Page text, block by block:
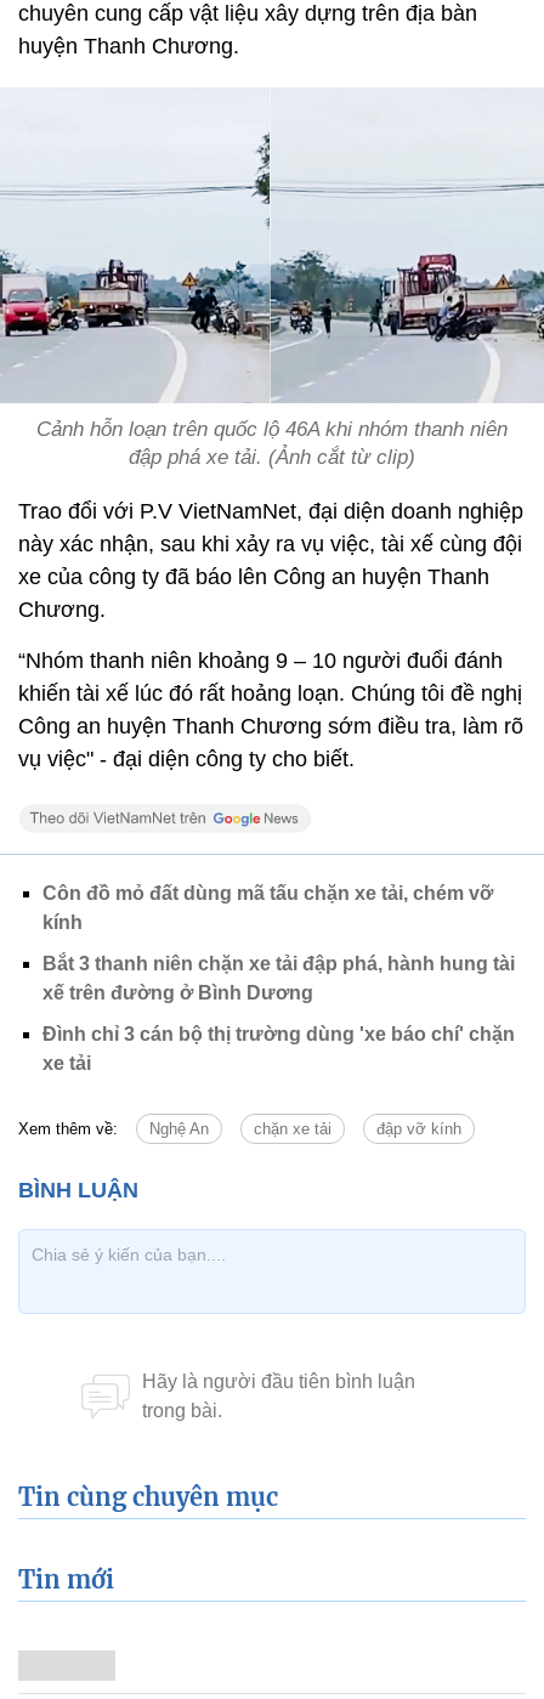
chuyên cung cấp vật liệu xây dựng trên địa bàn
huyện Thanh Chương.
Cảnh hỗn loạn trên quốc lộ 46A khi nhóm thanh niên
đập phá xe tải. (Ảnh cắt từ clip)
Trao đổi với P.V VietNamNet, đại diện doanh nghiệp
này xác nhận, sau khi xảy ra vụ việc, tài xế cùng đội
xe của công ty đã báo lên Công an huyện Thanh
Chương.
“Nhóm thanh niên khoảng 9 – 10 người đuổi đánh
khiến tài xế lúc đó rất hoảng loạn. Chúng tôi đề nghị
Công an huyện Thanh Chương sớm điều tra, làm rõ
vụ việc" - đại diện công ty cho biết.
Côn đồ mỏ đất dùng mã tấu chặn xe tải, chém vỡ
kính
Bắt 3 thanh niên chặn xe tải đập phá, hành hung tài
xế trên đường ở Bình Dương
Đình chỉ 3 cán bộ thị trường dùng 'xe báo chí' chặn
xe tải
Xem thêm về: Nghệ An chặn xe tải đập vỡ kính
Tin cùng chuyên mục
Tin mới